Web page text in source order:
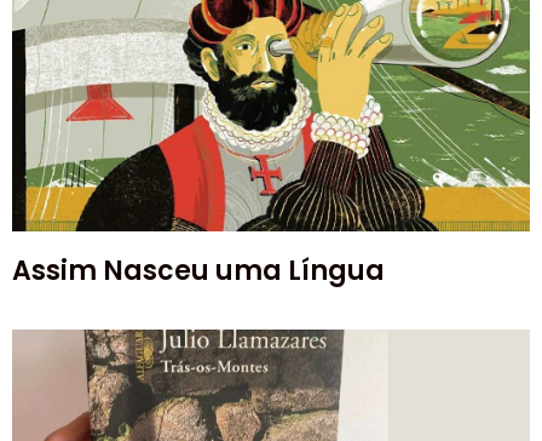
Assim Nasceu uma Língua